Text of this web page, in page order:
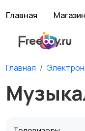
Главная
Главная